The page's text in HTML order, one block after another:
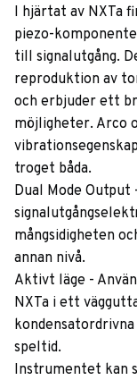
I hjärtat av NXTa
piezo-
till signalutgång.
reproduktion av
och erbjuder ett
möjligheter. Arco
troget båda.
Dual Mode Output
mångsidigheten
annan nivå.
Aktivt läge -
NXTa i ett
speltid.
Instrumentet kan